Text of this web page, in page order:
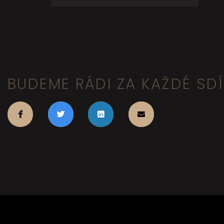
BUDEME RÁDI ZA KAŽDÉ